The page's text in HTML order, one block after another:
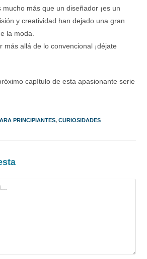
más que un diseñador ¡es un
y creatividad han dejado una gran
la moda.
más allá de lo convencional ¡déjate
capítulo de esta apasionante serie
PRINCIPIANTES, CURIOSIDADES